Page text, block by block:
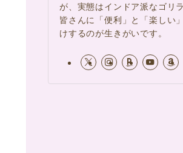
が、実態はインドア派なゴリラ
皆さんに「便利」と「楽しい
けするのが生きがいです。